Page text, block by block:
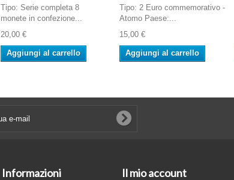
Tipo: Serie completa 8
monete in confezione...
20,00 €
Aggiungi al carrello
Tipo: 2 Euro commemorativo -
Atomo Paese:...
15,00 €
Aggiungi al carrello
Informazioni Il mio account